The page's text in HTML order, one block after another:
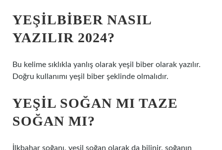
YEŞILBIBER NASIL
YAZILIR 2024?
Bu kelime sıklıkla yanlış olarak yeşil biber olarak yazılır.
Doğru kullanımı yeşil biber şeklinde olmalıdır.
YEŞIL SOĞAN MI TAZE
SOĞAN MI?
İlkbahar soğanı, yeşil soğan olarak da bilinir, soğanın